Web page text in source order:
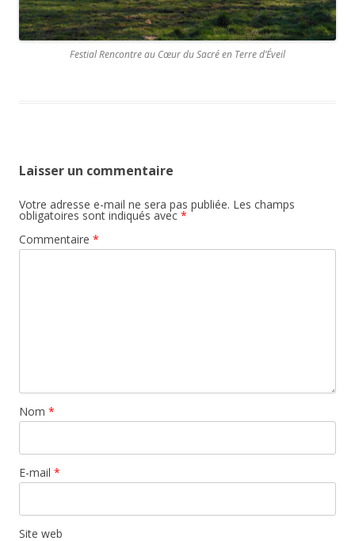
Festial Rencontre au Cœur du Sacré en Terre d’Éveil
Laisser un commentaire
Votre adresse e-mail ne sera pas publiée. Les champs
obligatoires sont indiqués avec *
Commentaire *
Nom *
E-mail *
Site web